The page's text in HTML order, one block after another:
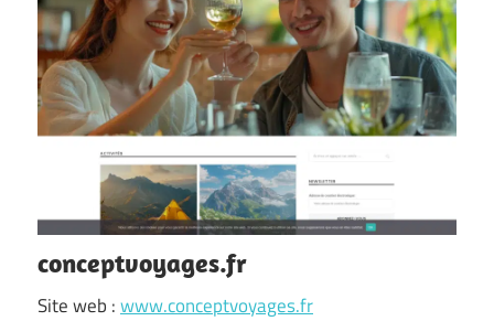
conceptvoyages.fr
Site web :www.conceptvoyages.fr